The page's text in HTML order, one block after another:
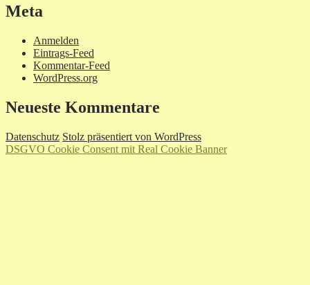
Meta
Anmelden
Eintrags-Feed
Kommentar-Feed
WordPress.org
Neueste Kommentare
Datenschutz Stolz präsentiert von WordPress
DSGVO Cookie Consent mit Real Cookie Banner